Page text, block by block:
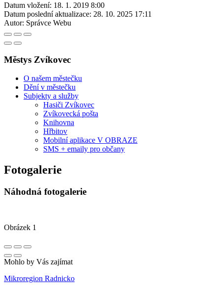
Datum vložení: 18. 1. 2019 8:00
Datum poslední aktualizace: 28. 10. 2025 17:11
Autor: Správce Webu
Městys Zvíkovec
O našem městečku
Dění v městečku
Subjekty a služby
Hasiči Zvíkovec
Zvíkovecká pošta
Knihovna
Hřbitov
Mobilní aplikace V OBRAZE
SMS + emaily pro občany
Fotogalerie
Náhodná fotogalerie
Obrázek 1
Mohlo by Vás zajímat
Mikroregion Radnicko